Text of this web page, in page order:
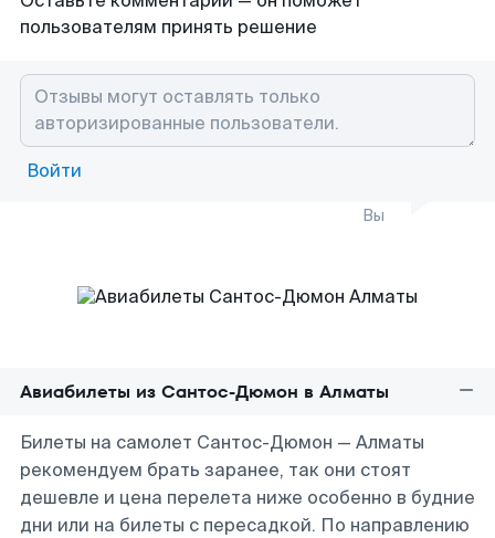
пользователям принять решение
Войти
Вы
Авиабилеты из Сантос-Дюмон в Алматы
Билеты на самолет Сантос-Дюмон — Алматы
рекомендуем брать заранее, так они стоят
дешевле и цена перелета ниже особенно в будние
дни или на билеты с пересадкой. По направлению